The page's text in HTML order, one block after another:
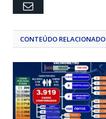
Email
CONTEÚDO RELACIONADO